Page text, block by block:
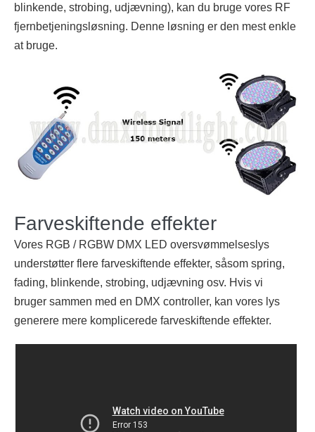
blinkende, strobing, udjævning), kan du bruge vores RF
fjernbetjeningsløsning. Denne løsning er den mest enkle
at bruge.
Farveskiftende effekter
Vores RGB / RGBW DMX LED oversvømmelseslys
understøtter flere farveskiftende effekter, såsom spring,
fading, blinkende, strobing, udjævning osv. Hvis vi
bruger sammen med en DMX controller, kan vores lys
generere mere komplicerede farveskiftende effekter.